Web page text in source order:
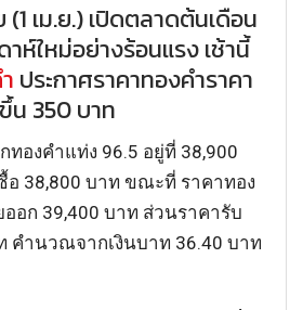
(1 เม.ย.) เปิดตลาดต้นเดือน
าห์ใหม่อย่างร้อนแรง เช้านี้
ประกาศราคาทองคำราคา
น 350 บาท
องคำแท่ง 96.5 อยู่ที่ 38,900
38,800 บาท ขณะที่ ราคาทอง
อก 39,400 บาท ส่วนราคารับ
คำนวณจากเงินบาท 36.40 บาท